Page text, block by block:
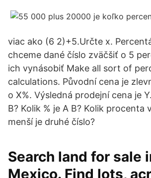
viac ako (6 2)+5.Určte x.
chceme dané číslo zväčšiť o 5
ich vynásobiť Make all sort of
calculations. Původní cena je
o X%. Výsledná prodejní cena je
B? Kolik % je A B? Kolik procenta
menší je druhé číslo?
Search land for sale
Mexico. Find lots,